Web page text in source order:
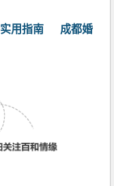
用指南
成都婚